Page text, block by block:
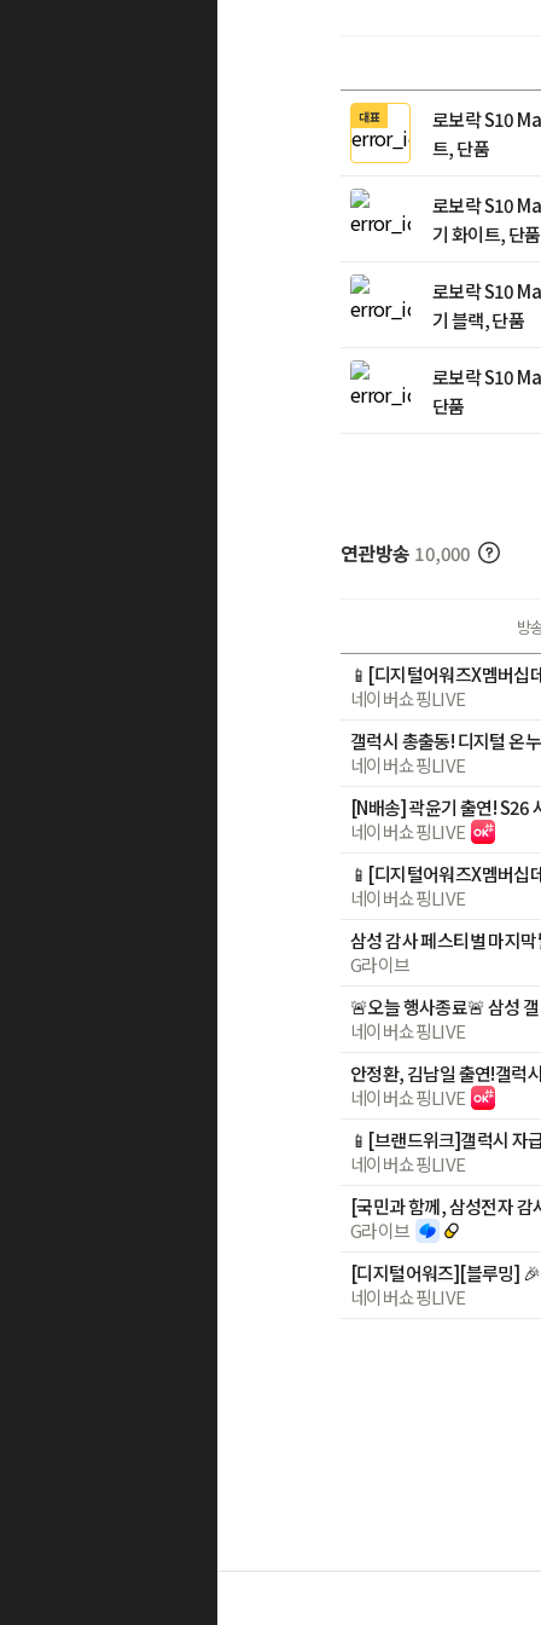
대표
로보락 S10
트, 단품
로보락 S10
기 화이트, 단품
로보락 S10
기 블랙, 단품
로보락 S10
단품
연관방송 10,000
방
네이버쇼핑LIVE
네이버쇼핑LIVE
네이버쇼핑LIVE
네이버쇼핑LIVE
G라이브
네이버쇼핑LIVE
네이버쇼핑LIVE
네이버쇼핑LIVE
[국민과 함께, 삼성전자
G라이브
네이버쇼핑LIVE